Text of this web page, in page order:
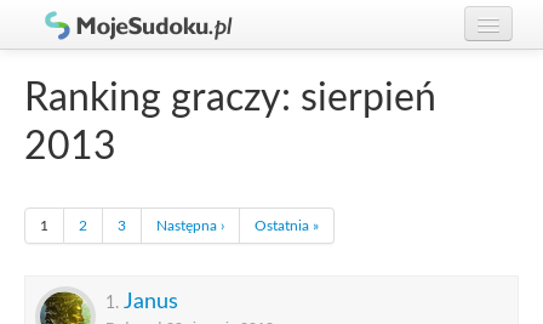
Gracze
Ranking graczy: sierpień
2013
1 2 3 Następna › Ostatnia »
1. Janus